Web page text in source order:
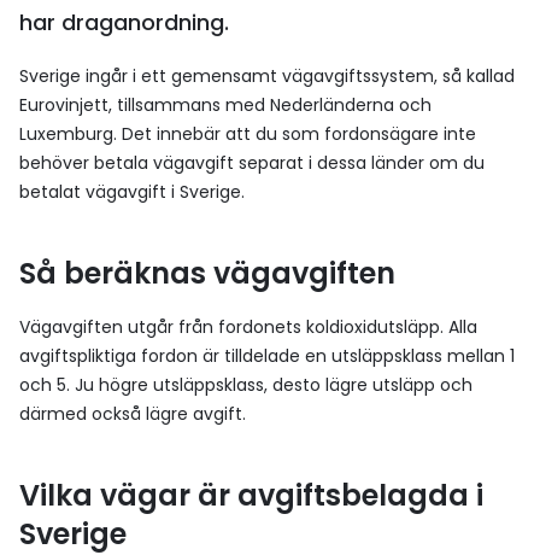
har draganordning.
Sverige ingår i ett gemensamt vägavgiftssystem, så kallad
Eurovinjett, tillsammans med Nederländerna och
Luxemburg. Det innebär att du som fordonsägare inte
behöver betala vägavgift separat i dessa länder om du
betalat vägavgift i Sverige.
Så beräknas vägavgiften
Vägavgiften utgår från fordonets koldioxidutsläpp. Alla
avgiftspliktiga fordon är tilldelade en utsläppsklass mellan 1
och 5. Ju högre utsläppsklass, desto lägre utsläpp och
därmed också lägre avgift.
Vilka vägar är avgiftsbelagda i
Sverige